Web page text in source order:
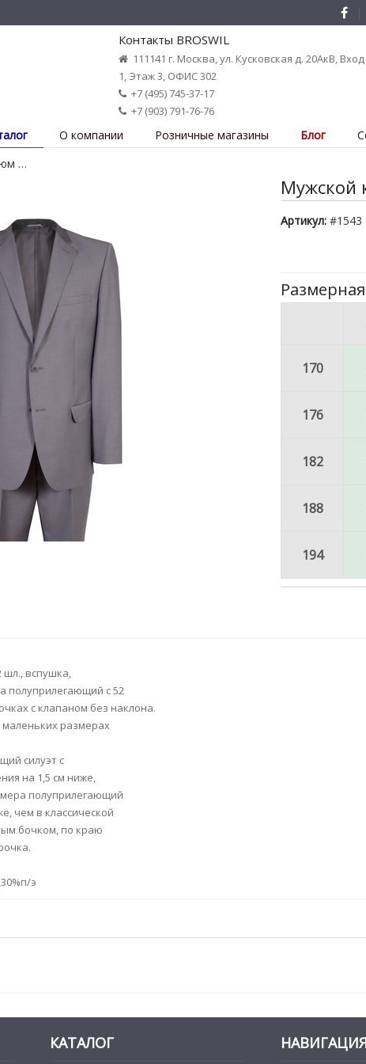
Контакты BROSWIL
111141 г. Москва, ул. Кусковская д. 20АкВ, Вход
1, Этаж 3, ОФИС 302
+7 (495) 745-37-17
+7 (903) 791-76-76
О компании Розничные магазины Блог
…
Мужской
Артикул: #1543
170
176
182
188
194
шл., вспушка,
полуприлегающий с 52
с клапаном без наклона.
маленьких размерах
силуэт с
на 1,5 см ниже,
полуприлегающий
чем в классической
бочком, по краю
э
КАТАЛОГ